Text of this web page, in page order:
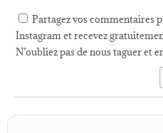
Partagez vos commentaires
Instagram et recevez
N’oubliez pas de nous taguer et